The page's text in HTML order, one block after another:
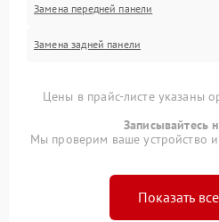
Замена передней панели
Замена задней панели
Цены в прайс-листе указаны
Записывайтесь
Мы проверим ваше устройство
Показать